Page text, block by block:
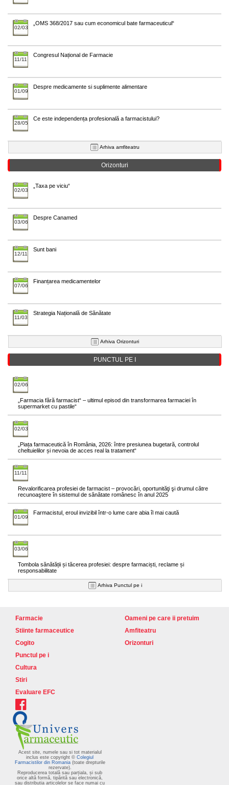
02/03
„OMS 368/2017 sau cum economicul bate farmaceuticul“
11/11
Congresul Național de Farmacie
01/09
Despre medicamente si suplimente alimentare
28/05
Ce este independența profesională a farmacistului?
Arhiva amfiteatru
Orizonturi
02/03
„Taxa pe viciu“
03/06
Despre Canamed
12/11
Sunt bani
07/06
Finanțarea medicamentelor
11/03
Strategia Națională de Sănătate
Arhiva Orizonturi
PUNCTUL PE I
02/06
„Farmacia fără farmacist“ – ultimul episod din transformarea farmaciei în
supermarket cu pastile“
02/03
„Piața farmaceutică în România, 2026: între presiunea bugetară, controlul
cheltuielilor și nevoia de acces real la tratament“
11/11
Revalorificarea profesiei de farmacist – provocări, oportunităţi şi drumul către
recunoaştere în sistemul de sănătate românesc în anul 2025
01/09
Farmacistul, eroul invizibil într-o lume care abia îl mai caută
03/06
Tombola sănătății și tăcerea profesiei: despre farmaciști, reclame și
responsabilitate
Arhiva Punctul pe i
Farmacie
Stiinte farmaceutice
Cogito
Oameni pe care ii pretuim
Amfiteatru
Orizonturi
Punctul pe i
Cultura
Stiri
Evaluare EFC
Acest site, numele sau si tot materialul
inclus este copyright © Colegiul
Farmacistilor din Romania (toate drepturile
rezervate).
Reproducerea totală sau parțiala, și sub
orice altă formă, tipărită sau electronică,
sau distribuția articolelor se face numai cu